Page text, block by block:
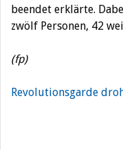
beendet erklärte.
zwölf Personen, 42
(fp)
Revolutionsgarde